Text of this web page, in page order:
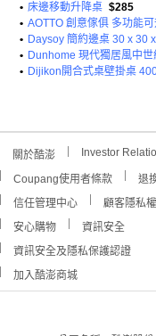
• 床邊移動升降桌 $285
•
• Daysoy 簡約邊桌 30 x 30
• Dunhome 現代獨居風中
• Dijikon開合式桌壁掛桌
關於酷澎 Investor
Coupang使用者條款
退
信任管理中心
顧客隱私
安心購物
資訊安全
資訊安全及隱私保護認證
加入酷澎商城